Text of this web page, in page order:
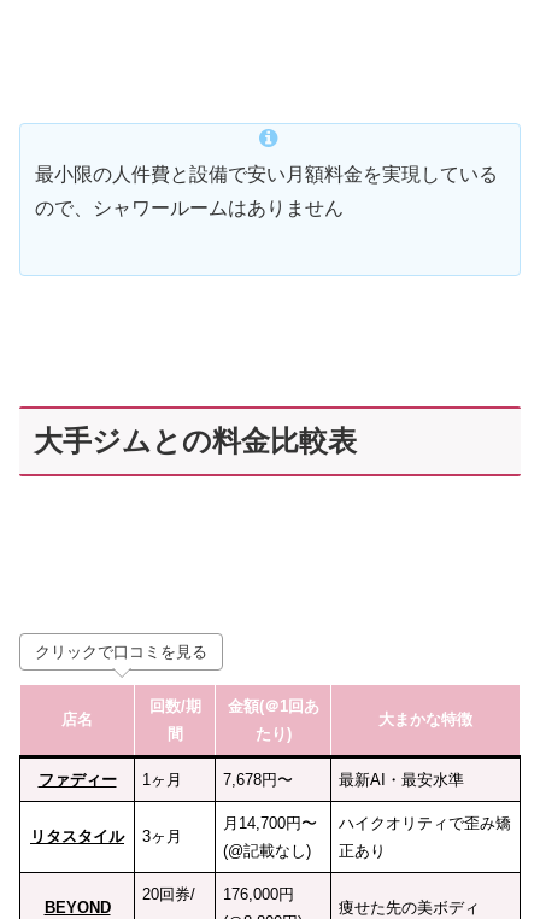
最小限の人件費と設備で安い月額料金を実現している
ので、シャワールームはありません
大手ジムとの料金比較表
クリックで口コミを見る
店名
回数/期
間
金額(＠1回あ
たり)
大まかな特徴
ファディー 1ヶ月 7,678円〜 最新AI・最安水準
リタスタイル 3ヶ月
月14,700円〜
(@記載なし)
ハイクオリティで歪み矯
正あり
BEYOND
20回券/
176,000円
痩せた先の美ボディ